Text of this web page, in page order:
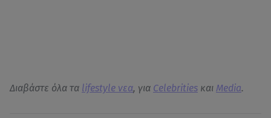
Διαβάστε όλα τα lifestyle νεα, για Celebrities και Media.